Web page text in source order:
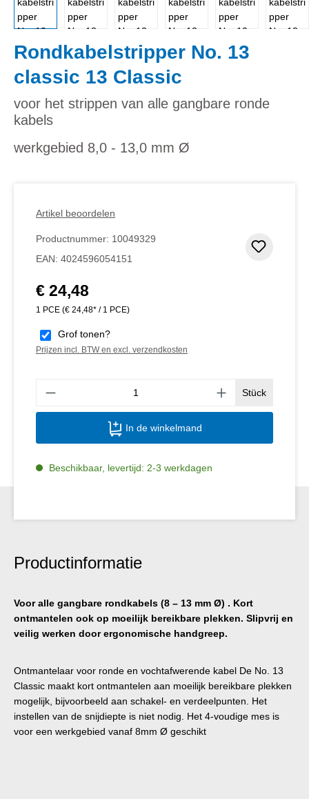
Rondkabelstripper No. 13
classic 13 Classic
voor het strippen van alle gangbare ronde
kabels
werkgebied 8,0 - 13,0 mm Ø
Artikel beoordelen
Productnummer: 10049329
EAN: 4024596054151
Normale prijs:
€ 24,48
1 PCE (€ 24,48* / 1 PCE)
Grof tonen?
Prijzen incl. BTW en excl. verzendkosten
Stück
In de winkelmand
Beschikbaar, levertijd: 2-3 werkdagen
Productinformatie
Voor alle gangbare rondkabels (8 – 13 mm Ø) . Kort
ontmantelen ook op moeilijk bereikbare plekken. Slipvrij en
veilig werken door ergonomische handgreep.
Ontmantelaar voor ronde en vochtafwerende kabel De No. 13
Classic maakt kort ontmantelen aan moeilijk bereikbare plekken
mogelijk, bijvoorbeeld aan schakel- en verdeelpunten. Het
instellen van de snijdiepte is niet nodig. Het 4-voudige mes is
voor een werkgebied vanaf 8mm Ø geschikt